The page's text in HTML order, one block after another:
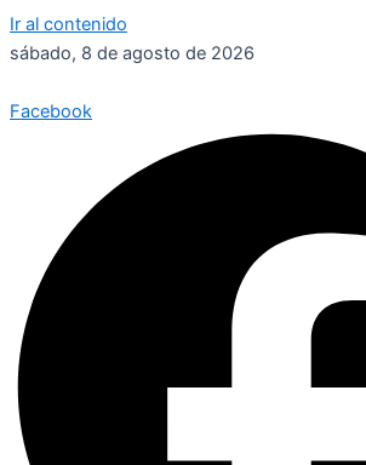
Ir al contenido
sábado, 8 de agosto de 2026
Facebook